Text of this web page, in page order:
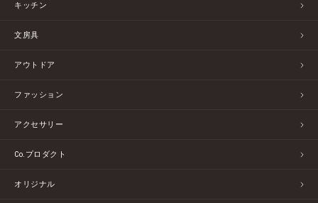
キッチン
文房具
アウトドア
ファッション
アクセサリー
Co.プロダクト
オリジナル